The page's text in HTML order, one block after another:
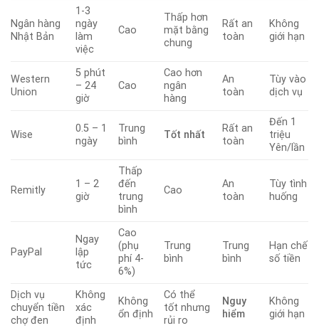
Ngân hàng
Nhật Bản
1-3
ngày
làm
việc
Cao
Thấp hơn
mặt bằng
chung
Rất an
toàn
Không
giới hạn
Western
Union
5 phút
– 24
giờ
Cao
Cao hơn
ngân
hàng
An
toàn
Tùy vào
dịch vụ
Wise
0.5 – 1
ngày
Trung
bình
Tốt nhất
Rất an
toàn
Đến 1
triệu
Yên/lần
Remitly
1 – 2
giờ
Thấp
đến
trung
bình
Cao
An
toàn
Tùy tình
huống
PayPal
Ngay
lập
tức
Cao
(phụ
phí 4-
6%)
Trung
bình
Trung
bình
Hạn chế
số tiền
Dịch vụ
chuyển tiền
chợ đen
Không
xác
định
Không
ổn định
Có thể
tốt nhưng
rủi ro
Nguy
hiểm
Không
giới hạn